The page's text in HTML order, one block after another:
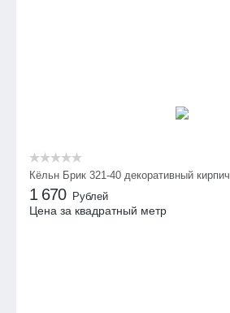
Кёльн Брик 321-40 декоративный кирпич
1 670 Рублей
Цена за квадратный метр